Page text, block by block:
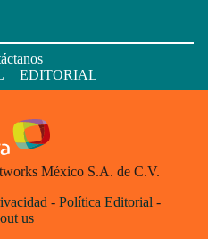
| EDITORIAL
México S.A. de C.V.
- Política Editorial -
us